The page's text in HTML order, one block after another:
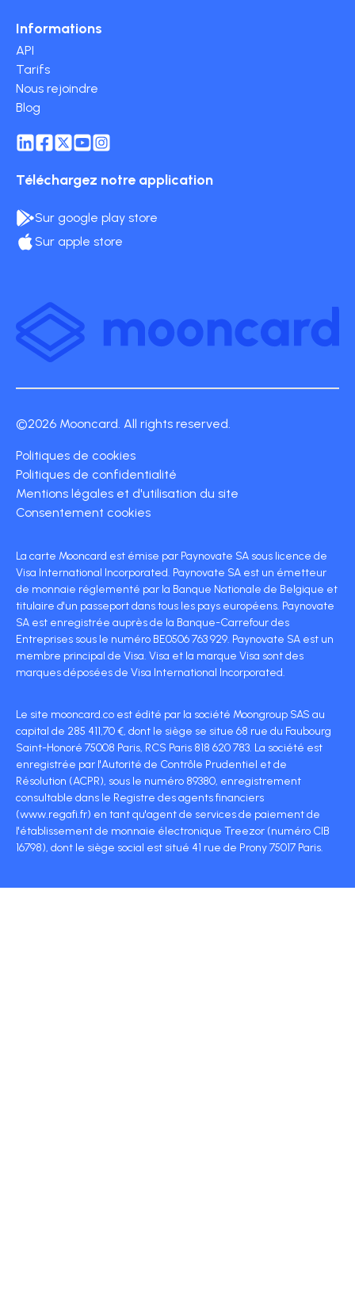
Informations
API
Tarifs
Nous rejoindre
Blog
Téléchargez notre application
Sur google play store
Sur apple store
©2026 Mooncard. All rights reserved.
Politiques de cookies
Politiques de confidentialité
Mentions légales et d'utilisation du site
Consentement cookies
La carte Mooncard est émise par Paynovate SA sous licence de
Visa International Incorporated. Paynovate SA est un émetteur
de monnaie réglementé par la Banque Nationale de Belgique et
titulaire d'un passeport dans tous les pays européens. Paynovate
SA est enregistrée auprès de la Banque-Carrefour des
Entreprises sous le numéro BE0506 763 929. Paynovate SA est un
membre principal de Visa. Visa et la marque Visa sont des
marques déposées de Visa International Incorporated.
Le site mooncard.co est édité par la société Moongroup SAS au
capital de 285 411,70 €, dont le siège se situe 68 rue du Faubourg
Saint-Honoré 75008 Paris, RCS Paris 818 620 783. La société est
enregistrée par l'Autorité de Contrôle Prudentiel et de
Résolution (ACPR), sous le numéro 89380, enregistrement
consultable dans le Registre des agents financiers
(www.regafi.fr) en tant qu'agent de services de paiement de
l'établissement de monnaie électronique Treezor (numéro CIB
16798), dont le siège social est situé 41 rue de Prony 75017 Paris.